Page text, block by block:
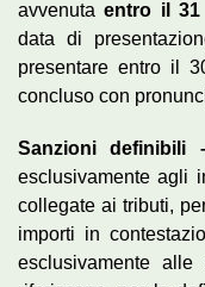
avvenutaentro il 31
data di
presentare entro il
concluso con
Sanzioni definibili
esclusivamente agli
collegate ai tributi,
importi in
esclusivamente